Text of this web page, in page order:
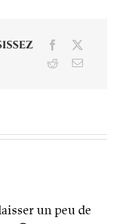
Facebook
RedditEmail
un peu de